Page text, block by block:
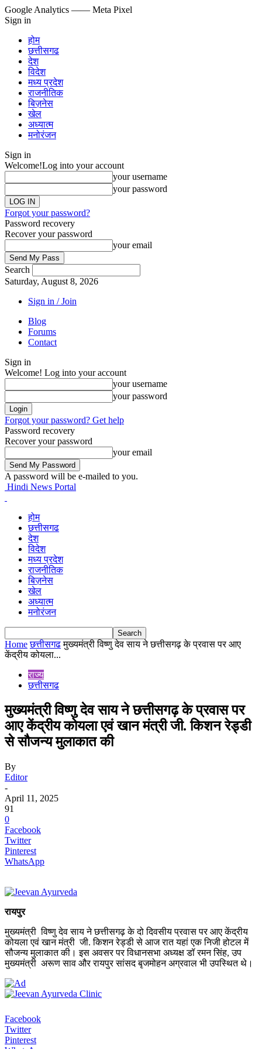
Google Analytics —— Meta Pixel
Sign in
होम
छत्तीसगढ
देश
विदेश
मध्य प्रदेश
राजनीतिक
बिज़नेस
खेल
अध्यात्म
मनोरंजन
Sign in
Welcome!Log into your account
your username
your password
Forgot your password?
Password recovery
Recover your password
your email
Search
Saturday, August 8, 2026
Sign in / Join
Blog
Forums
Contact
Sign in
Welcome! Log into your account
your username
your password
Forgot your password? Get help
Password recovery
Recover your password
your email
A password will be e-mailed to you.
Hindi News Portal
होम
छत्तीसगढ
देश
विदेश
मध्य प्रदेश
राजनीतिक
बिज़नेस
खेल
अध्यात्म
मनोरंजन
Home छत्तीसगढ मुख्यमंत्री विष्णु देव साय ने छत्तीसगढ़ के प्रवास पर आए
केंद्रीय कोयला...
राज्य
छत्तीसगढ
मुख्यमंत्री विष्णु देव साय ने छत्तीसगढ़ के प्रवास पर
आए केंद्रीय कोयला एवं खान मंत्री जी. किशन रेड्डी
से सौजन्य मुलाकात की
By
Editor
-
April 11, 2025
91
0
Facebook
Twitter
Pinterest
WhatsApp
रायपुर
मुख्यमंत्री विष्णु देव साय ने छत्तीसगढ़ के दो दिवसीय प्रवास पर आए केंद्रीय
कोयला एवं खान मंत्री जी. किशन रेड्डी से आज रात यहां एक निजी होटल में
सौजन्य मुलाकात की। इस अवसर पर विधानसभा अध्यक्ष डॉ रमन सिंह, उप
मुख्यमंत्री अरूण साव और रायपुर सांसद बृजमोहन अग्रवाल भी उपस्थित थे।
Facebook
Twitter
Pinterest